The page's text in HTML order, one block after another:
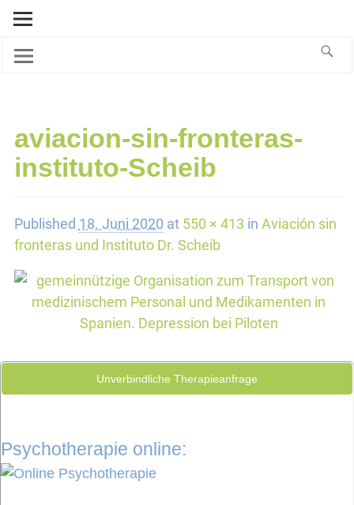
aviacion-sin-fronteras-
instituto-Scheib
Published 18. Juni 2020 at 550 × 413 in Aviación sin
fronteras und Instituto Dr. Scheib
Unverbindliche Therapieanfrage
Psychotherapie online: